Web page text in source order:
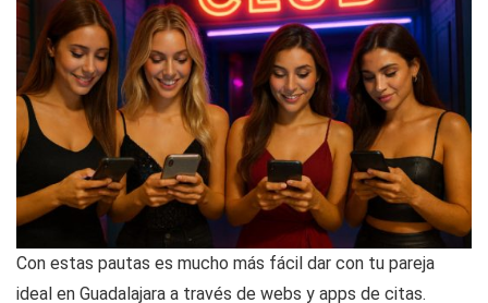
Con estas pautas es mucho más fácil dar con tu pareja
ideal en Guadalajara a través de webs y apps de citas.